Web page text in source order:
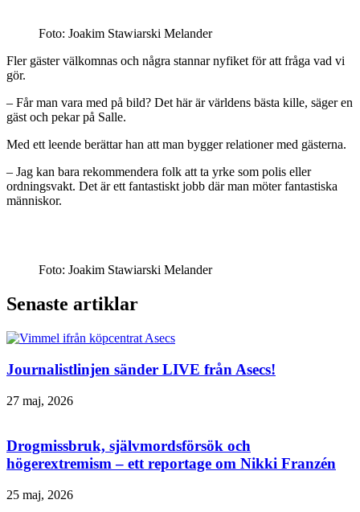
Foto: Joakim Stawiarski Melander
Fler gäster välkomnas och några stannar nyfiket för att fråga vad vi
gör.
– Får man vara med på bild? Det här är världens bästa kille, säger en
gäst och pekar på Salle.
Med ett leende berättar han att man bygger relationer med gästerna.
– Jag kan bara rekommendera folk att ta yrke som polis eller
ordningsvakt. Det är ett fantastiskt jobb där man möter fantastiska
människor.
Foto: Joakim Stawiarski Melander
Senaste artiklar
Journalistlinjen sänder LIVE från Asecs!
27 maj, 2026
Drogmissbruk, självmordsförsök och
högerextremism – ett reportage om Nikki Franzén
25 maj, 2026